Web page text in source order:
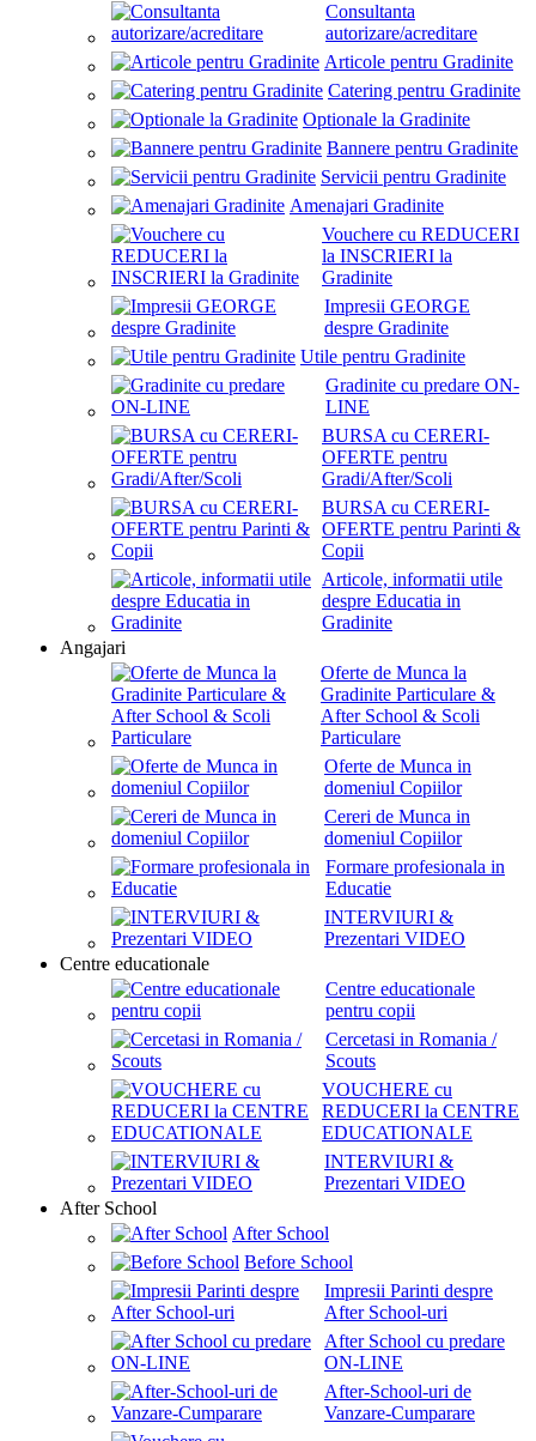
Consultanta
autorizare/acreditare
Articole pentru Gradinite
Catering pentru Gradinite
Optionale la Gradinite
Bannere pentru Gradinite
Servicii pentru Gradinite
Amenajari Gradinite
Vouchere cu REDUCERI
la INSCRIERI la
Gradinite
Impresii GEORGE
despre Gradinite
Utile pentru Gradinite
Gradinite cu predare ON-
LINE
BURSA cu CERERI-
OFERTE pentru
Gradi/After/Scoli
BURSA cu CERERI-
OFERTE pentru Parinti &
Copii
Articole, informatii utile
despre Educatia in
Gradinite
Angajari
Oferte de Munca la
Gradinite Particulare &
After School & Scoli
Particulare
Oferte de Munca in
domeniul Copiilor
Cereri de Munca in
domeniul Copiilor
Formare profesionala in
Educatie
INTERVIURI &
Prezentari VIDEO
Centre educationale
Centre educationale
pentru copii
Cercetasi in Romania /
Scouts
VOUCHERE cu
REDUCERI la CENTRE
EDUCATIONALE
INTERVIURI &
Prezentari VIDEO
After School
After School
Before School
Impresii Parinti despre
After School-uri
After School cu predare
ON-LINE
After-School-uri de
Vanzare-Cumparare